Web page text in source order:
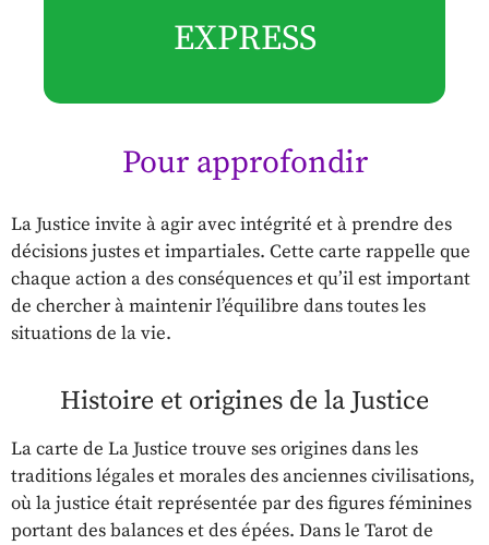
EXPRESS
Pour approfondir
La Justice invite à agir avec intégrité et à prendre des
décisions justes et impartiales. Cette carte rappelle que
chaque action a des conséquences et qu’il est important
de chercher à maintenir l’équilibre dans toutes les
situations de la vie.
Histoire et origines de la Justice
La carte de La Justice trouve ses origines dans les
traditions légales et morales des anciennes civilisations,
où la justice était représentée par des figures féminines
portant des balances et des épées. Dans le Tarot de